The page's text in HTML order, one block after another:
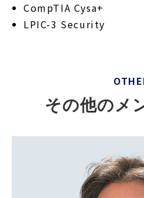
CompTIA Cysa+
LPIC-3 Security
その他のメ